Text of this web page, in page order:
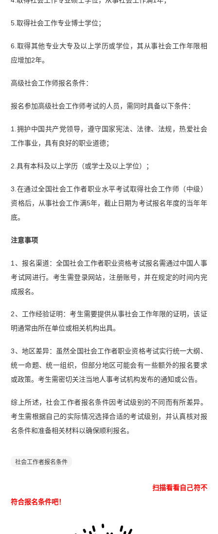
5.取得社会工作专业博士学位；
6.取得其他专业大专及以上学历或学位，其从事社会工作年限相
应增加2年。
高级社会工作师报名条件：
报名参加高级社会工作师考试的人员，需同时具备以下条件：
1.拥护中国共产党领导，遵守国家宪法、法律、法规，热爱社会
工作事业，具有良好的职业道德；
2.具有本科及以上学历（或学士及以上学位）；
3.在通过全国社会工作者职业水平考试取得社会工作师（中级）
资格后，从事社会工作满5年，截止日期为考试报名年度的当年年
底。
注意事项
1、报名渠道：全国社会工作者职业资格考试报名需通过中国人事
考试网进行。考生需登录网站，注册账号，并在规定的时间内完
成报名。
2、工作经验证明：考生需要提供从事社会工作年限的证明，该证
明通常由所在单位或相关机构出具。
3、地区差异：虽然全国社会工作者职业资格考试实行统一大纲、
统一命题、统一组织，但部分地区可能会有一些额外的报名要求
或政策。考生需密切关注当地人事考试机构发布的通知或公告。
综上所述，社会工作者报名条件因考试级别的不同而有所差异。
考生需根据自己的实际情况选择合适的考试级别，并认真核对报
名条件和准备相关材料以确保顺利报名。
社会工作者报名条件
扫描看看自己符不
符合报名条件吧！